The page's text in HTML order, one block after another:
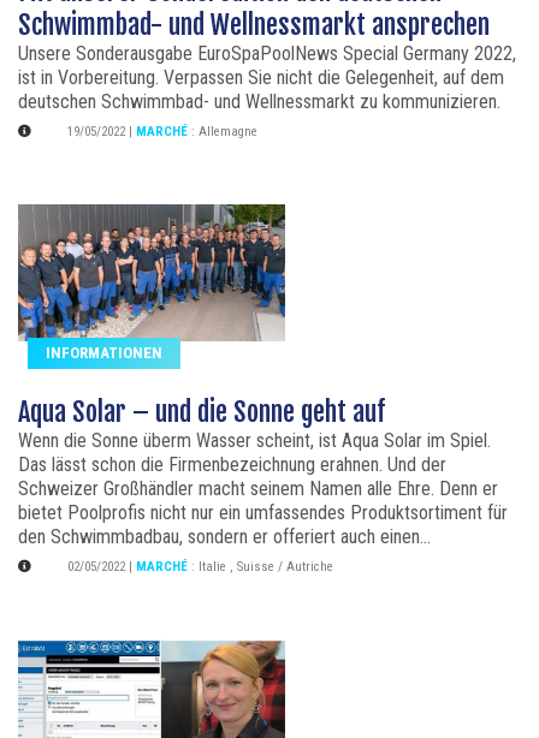
Schwimmbad- und Wellnessmarkt ansprechen
Unsere Sonderausgabe EuroSpaPoolNews Special Germany 2022,
ist in Vorbereitung. Verpassen Sie nicht die Gelegenheit, auf dem
deutschen Schwimmbad- und Wellnessmarkt zu kommunizieren.
19/05/2022 MARCHÉ : Allemagne
INFORMATIONEN
Aqua Solar – und die Sonne geht auf
Wenn die Sonne überm Wasser scheint, ist Aqua Solar im Spiel.
Das lässt schon die Firmenbezeichnung erahnen. Und der
Schweizer Großhändler macht seinem Namen alle Ehre. Denn er
bietet Poolprofis nicht nur ein umfassendes Produktsortiment für
den Schwimmbadbau, sondern er offeriert auch einen...
02/05/2022 MARCHÉ : Italie , Suisse / Autriche